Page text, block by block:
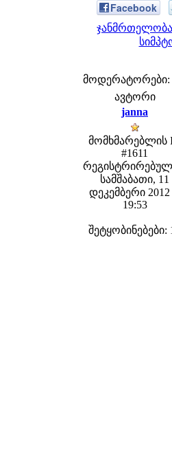
Facebook
მოდერატორები:
ავტორი
janna
მომხმარებლის
#1611
სამშაბათი, 11
დეკემბერი 2012
19:53
შეტყობინებები: